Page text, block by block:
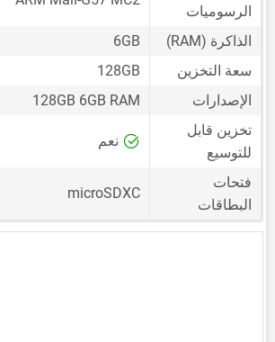
الرسوميات
الذاكرة (RAM)
6GB
سعة التخزين
128GB
الإصدارات
128GB 6GB RAM
تخزين قابل
للتوسيع
نعم
فتحات
البطاقات
microSDXC